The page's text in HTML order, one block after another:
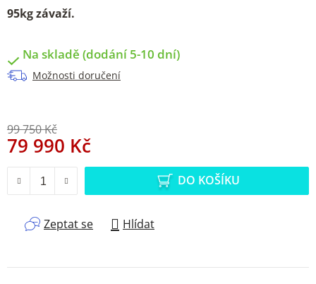
95kg závaží.
Na skladě (dodání 5-10 dní)
Možnosti doručení
99 750 Kč
79 990 Kč
DO KOŠÍKU
Zeptat se Hlídat